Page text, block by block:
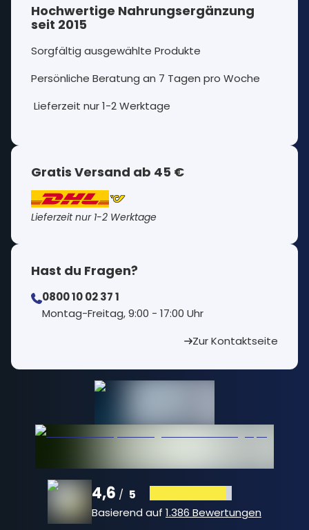
Hochwertige Nahrungsergänzung
seit 2015
Sorgfältig ausgewählte Produkte
Persönliche Beratung an 7 Tagen pro Woche
Lieferzeit nur 1-2 Werktage
Gratis Versand ab 45 €
Lieferzeit nur 1-2 Werktage
Hast du Fragen?
0800 10 02 37 1
⁠Montag-Freitag, 9:00 - 17:00 Uhr
Zur Kontaktseite
4,6 / 5
Basierend auf 1.386 Bewertungen